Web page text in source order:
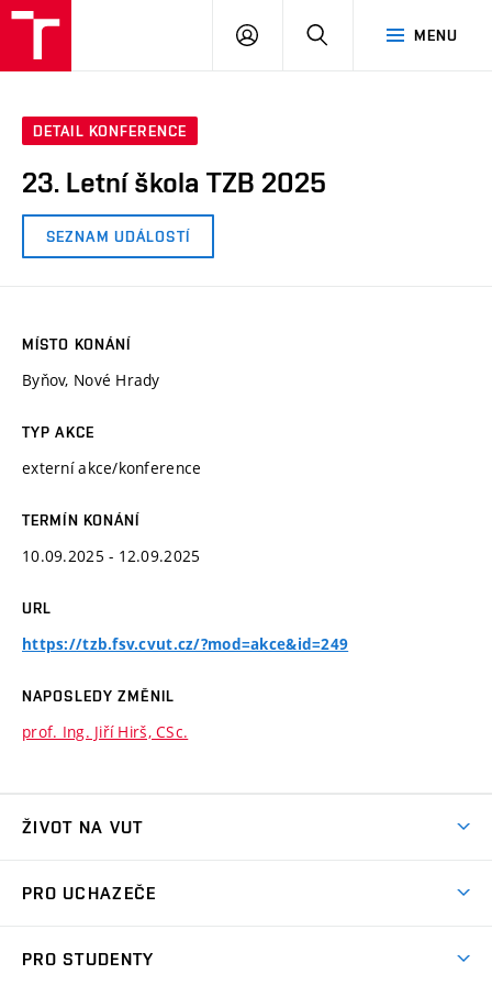
MENU
PŘIHLÁSIT
DETAIL KONFERENCE
23. Letní škola TZB 2025
SEZNAM UDÁLOSTÍ
MÍSTO KONÁNÍ
Byňov, Nové Hrady
TYP AKCE
externí akce/konference
TERMÍN KONÁNÍ
10.09.2025 - 12.09.2025
URL
https://tzb.fsv.cvut.cz/?mod=akce&id=249
NAPOSLEDY ZMĚNIL
prof. Ing. Jiří Hirš, CSc.
ŽIVOT NA VUT
Koleje
PRO UCHAZEČE
PRO STUDENTY